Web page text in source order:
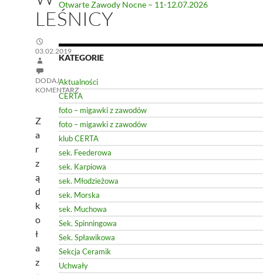
LEŚNICY
03.02.2019
DODAJ
KOMENTARZ
Z
a
r
z
ą
d
k
o
ł
a
z
Otwarte Zawody Nocne – 11-12.07.2026
KATEGORIE
Aktualności
CERTA
foto – migawki z zawodów
foto – migawki z zawodów
klub CERTA
sek. Feederowa
sek. Karpiowa
sek. Młodzieżowa
sek. Morska
sek. Muchowa
Sek. Spinningowa
Sek. Spławikowa
Sekcja Ceramik
Uchwały